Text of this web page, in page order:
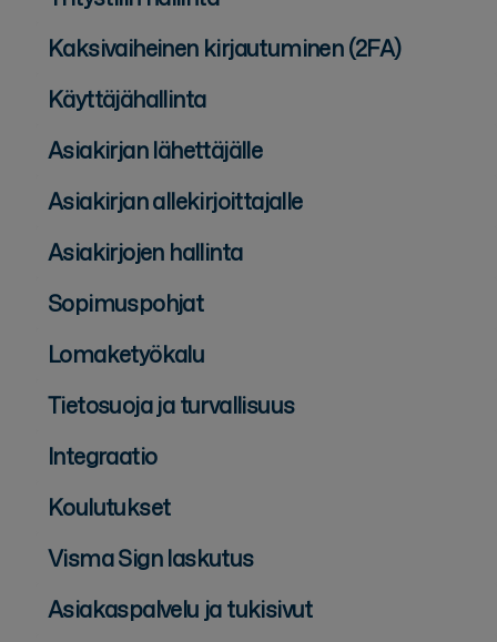
Kaksivaiheinen kirjautuminen (2FA)
Käyttäjähallinta
Asiakirjan lähettäjälle
Asiakirjan allekirjoittajalle
Asiakirjojen hallinta
Sopimuspohjat
Lomaketyökalu
Tietosuoja ja turvallisuus
Integraatio
Koulutukset
Visma Sign laskutus
Asiakaspalvelu ja tukisivut